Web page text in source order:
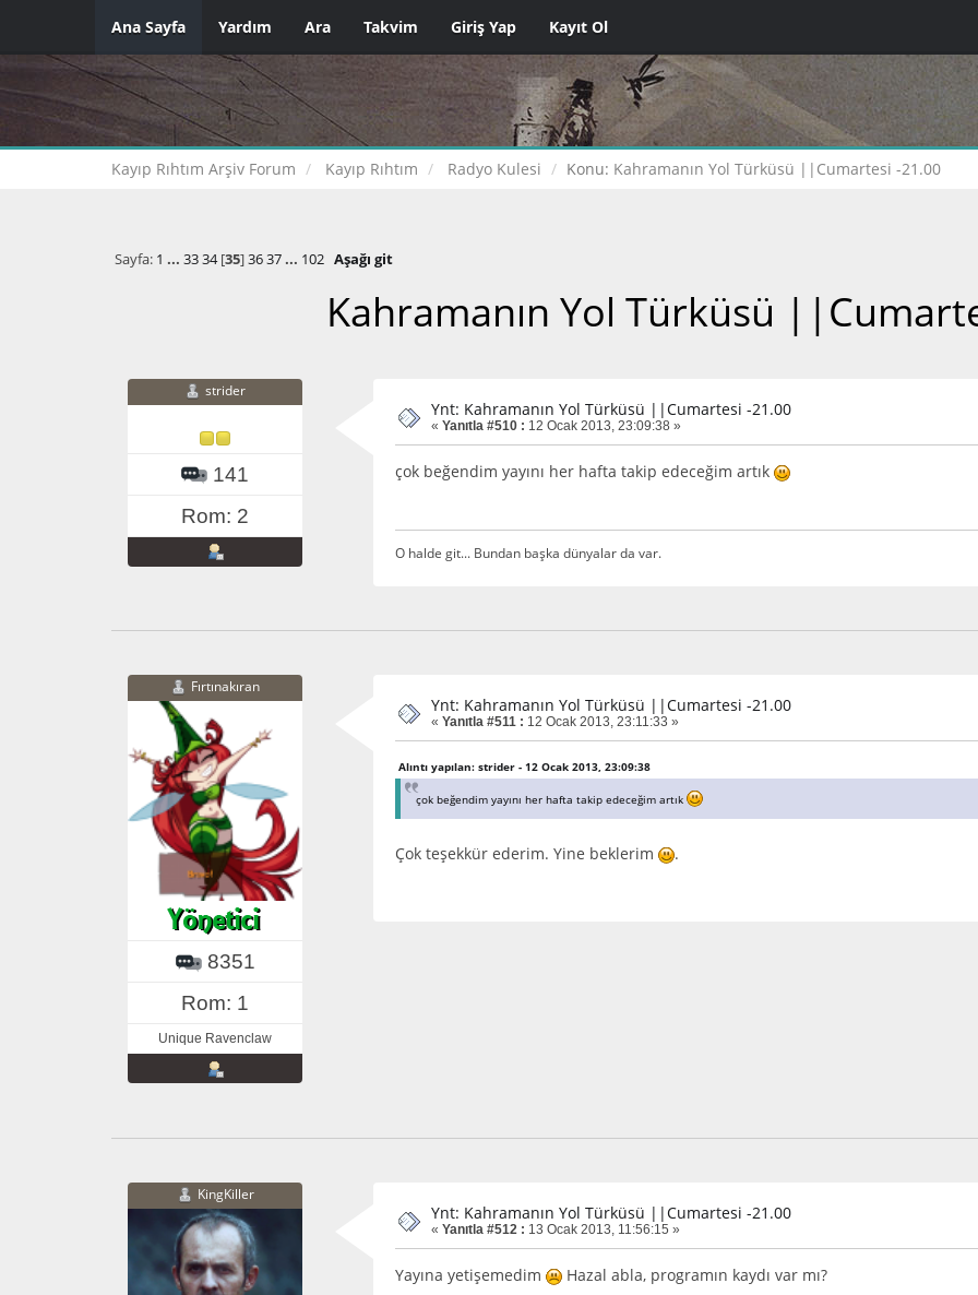
Ana Sayfa Yardım Ara Takvim Giriş Yap Kayıt Ol
Kayıp Rıhtım Arşiv Forum Kayıp Rıhtım Radyo Kulesi Konu: Kahramanın Yol Türküsü ||Cumartesi -21.00
Sayfa: 1 ... 33 34[35]36 37 ... 102 Aşağı git
Kahramanın Yol Türküsü
strider
141
Rom: 2
Ynt: Kahramanın Yol Türküsü ||Cumartesi -21.00
« Yanıtla #510 : 12 Ocak 2013, 23:09:38 »
çok beğendim yayını her hafta takip edeceğim artık
O halde git... Bundan başka dünyalar da var.
Fırtınakıran
8351
Rom: 1
Unique Ravenclaw
Ynt: Kahramanın Yol Türküsü ||Cumartesi -21.00
« Yanıtla #511 : 12 Ocak 2013, 23:11:33 »
Alıntı yapılan: strider - 12 Ocak 2013, 23:09:38
çok beğendim yayını her hafta takip edeceğim artık
Çok teşekkür ederim. Yine beklerim .
KingKiller
Ynt: Kahramanın Yol Türküsü ||Cumartesi -21.00
« Yanıtla #512 : 13 Ocak 2013, 11:56:15 »
Yayına yetişemedim Hazal abla, programın kaydı var mı?